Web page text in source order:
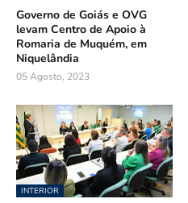
Governo de Goiás e OVG
levam Centro de Apoio à
Romaria de Muquém, em
Niquelândia
05 Agosto, 2023
INTERIOR